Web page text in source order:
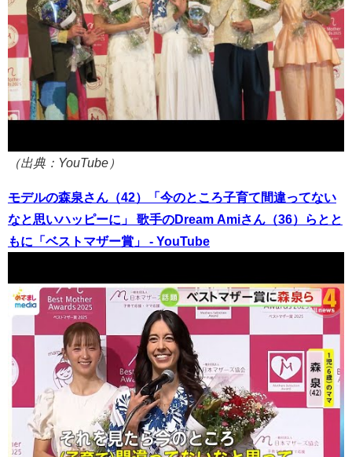
（出典：YouTube）
モデルの森泉さん（42）「今のところ子育て間違ってない
なと思いハッピーに」 歌手のDream Amiさん（36）らとと
もに「ベストマザー賞」 - YouTube